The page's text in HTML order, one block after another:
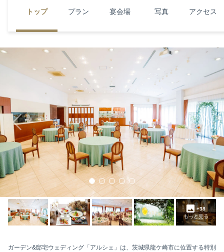
トップ プラン 宴会場 写真 アクセス
Previous Next
+38
もっと見る
ガーデン&邸宅ウェディング「アルシェ」は、茨城県龍ケ崎市に位置する特別